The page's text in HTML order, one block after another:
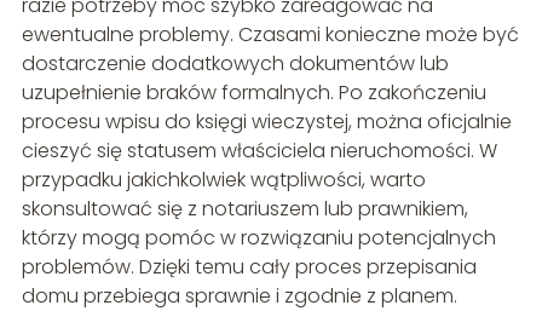
ewentualne problemy. Czasami konieczne może być
dostarczenie dodatkowych dokumentów lub
uzupełnienie braków formalnych. Po zakończeniu
procesu wpisu do księgi wieczystej, można oficjalnie
cieszyć się statusem właściciela nieruchomości. W
przypadku jakichkolwiek wątpliwości, warto
skonsultować się z notariuszem lub prawnikiem,
którzy mogą pomóc w rozwiązaniu potencjalnych
problemów. Dzięki temu cały proces przepisania
domu przebiega sprawnie i zgodnie z planem.